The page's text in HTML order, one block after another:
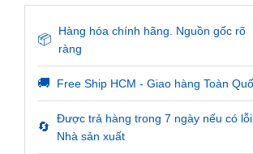
📦
Hàng hóa chính hãng. Nguồn gốc rõ
ràng
🚚 Free Ship HCM - Giao hàng Toàn
🔄
Được trả hàng trong 7 ngày nếu có
Nhà sản xuất